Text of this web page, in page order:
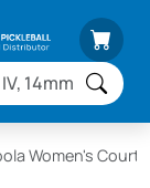
Women's Court